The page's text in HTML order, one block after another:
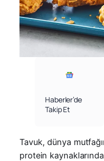
Haberler’de
Takip Et
Tavuk, dünya
protein